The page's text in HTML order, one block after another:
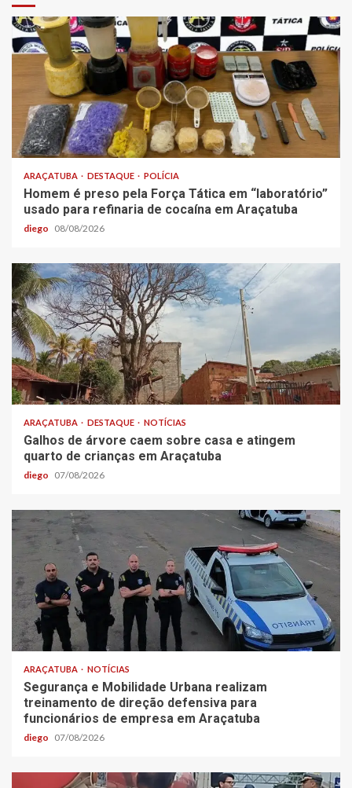
ARAÇATUBA DESTAQUE POLÍCIA
Homem é preso pela Força Tática em “laboratório”
usado para refinaria de cocaína em Araçatuba
diego 08/08/2026
ARAÇATUBA DESTAQUE NOTÍCIAS
Galhos de árvore caem sobre casa e atingem
quarto de crianças em Araçatuba
diego 07/08/2026
ARAÇATUBA NOTÍCIAS
Segurança e Mobilidade Urbana realizam
treinamento de direção defensiva para
funcionários de empresa em Araçatuba
diego 07/08/2026